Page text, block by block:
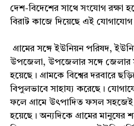
দেশ-বিদেশের সাথে সংযোগ রক্ষা
বিরাট কাজে দিয়েছে এই যোগাযোগ
গ্রামের সঙ্গে ইউনিয়ন পরিষদ,
উপজেলা, উপজেলার সঙ্গে
হয়েছে। গ্ৰামকে বিশ্বের দরবারে
বিপুলভাবে সাহায্য করেছে।
ফলে গ্রামে উৎপাদিত ফসল সহজেই
হয়েছে। অন্যদিকে গ্ৰামের